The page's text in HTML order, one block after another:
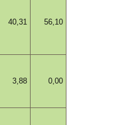
40,31 56,10
3,88 0,00